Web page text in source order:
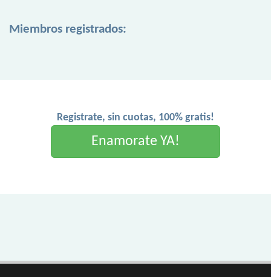
Miembros registrados:
Registrate, sin cuotas, 100% gratis!
Enamorate YA!